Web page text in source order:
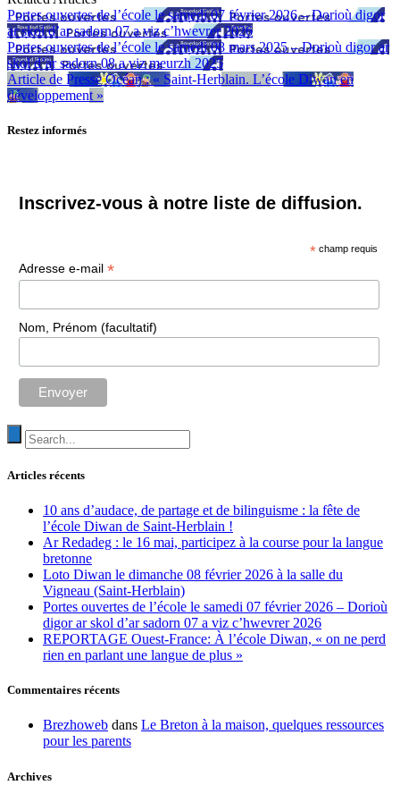
Portes ouvertes de l’école le samedi 07 février 2026 – Dorioù digor
ar skol d’ar sadorn 07 a viz c’hwevrer 2026
Portes ouvertes de l’école le samedi 08 mars 2025 – Dorioù digor ar
skol d’ar sadorn 08 a viz meurzh 2025
Article de Presse Océan : « Saint-Herblain. L’école Diwan en
développement »
Restez informés
Inscrivez-vous à notre liste de diffusion.
* champ requis
Adresse e-mail *
Nom, Prénom (facultatif)
Articles récents
10 ans d’audace, de partage et de bilinguisme : la fête de
l’école Diwan de Saint-Herblain !
Ar Redadeg : le 16 mai, participez à la course pour la langue
bretonne
Loto Diwan le dimanche 08 février 2026 à la salle du
Vigneau (Saint-Herblain)
Portes ouvertes de l’école le samedi 07 février 2026 – Dorioù
digor ar skol d’ar sadorn 07 a viz c’hwevrer 2026
REPORTAGE Ouest-France: À l’école Diwan, « on ne perd
rien en parlant une langue de plus »
Commentaires récents
Brezhoweb dans Le Breton à la maison, quelques ressources
pour les parents
Archives